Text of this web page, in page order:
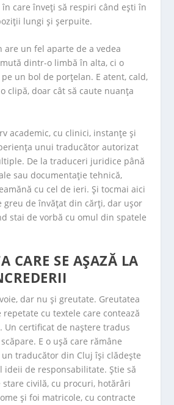
care înveți să respiri când ești în
lungi și șerpuite.
are un fel aparte de a vedea
dintr-o limbă în alta, ci o
un bol de porțelan. E atent, cald,
clipă, doar cât să caute nuanța
academic, cu clinici, instanțe și
unui traducător autorizat
De la traduceri juridice până
sau documentație tehnică,
cu cel de ieri. Și tocmai aici
greu de învățat din cărți, dar ușor
stai de vorbă cu omul din spatele
CARE SE AȘAZĂ LA
dar nu și greutate. Greutatea
cu textele care contează
Un certificat de naștere tradus
E o ușă care rămâne
un traducător din Cluj își clădește
de responsabilitate. Știe să
stare civilă, cu procuri, hotărâri
și foi matricole, cu contracte